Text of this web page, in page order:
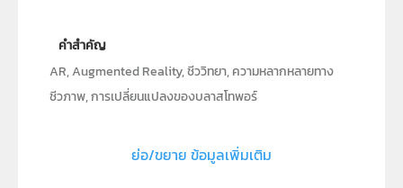
คำสำคัญ
AR, Augmented Reality, ชีววิทยา, ความหลากหลายทาง
ชีวภาพ, การเปลี่ยนแปลงของบลาสโทพอร์
ย่อ/ขยาย ข้อมูลเพิ่มเติม